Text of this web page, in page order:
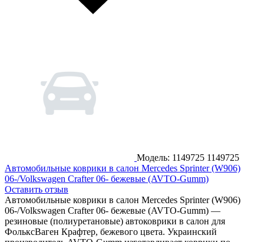
Модель: 1149725 1149725
Автомобильные коврики в салон Mercedes Sprinter (W906)
06-/Volkswagen Crafter 06- бежевые (AVTO-Gumm)
Оставить отзыв
Автомобильные коврики в салон Mercedes Sprinter (W906)
06-/Volkswagen Crafter 06- бежевые (AVTO-Gumm) —
резиновые (полиуретановые) автоковрики в салон для
ФольксВаген Крафтер, бежевого цвета. Украинский